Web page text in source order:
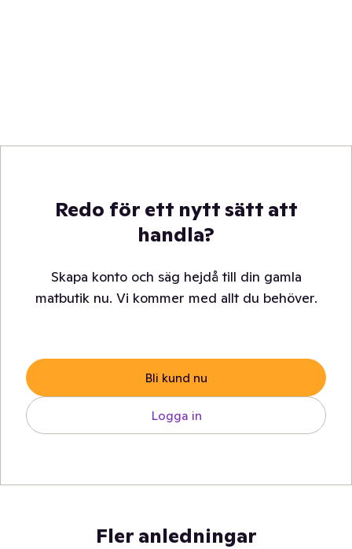
Redo för ett nytt sätt att
handla?
Skapa konto och säg hejdå till din gamla
matbutik nu. Vi kommer med allt du behöver.
Bli kund nu
Logga in
Fler anledningar